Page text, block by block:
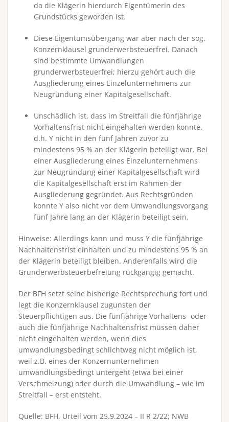
da die Klägerin hierdurch Eigentümerin des
Grundstücks geworden ist.
Diese Eigentumsübergang war aber nach der sog.
Konzernklausel grunderwerbsteuerfrei. Danach
sind bestimmte Umwandlungen
grunderwerbsteuerfrei; hierzu gehört auch die
Ausgliederung eines Einzelunternehmens zur
Neugründung einer Kapitalgesellschaft.
Unschädlich ist, dass im Streitfall die fünfjährige
Vorhaltensfrist nicht eingehalten werden konnte,
d.h. Y nicht in den fünf Jahren zuvor zu
mindestens 95 % an der Klägerin beteiligt war. Bei
einer Ausgliederung eines Einzelunternehmens
zur Neugründung einer Kapitalgesellschaft wird
die Kapitalgesellschaft erst im Rahmen der
Ausgliederung gegründet. Aus Rechtsgründen
konnte Y also nicht vor dem Umwandlungsvorgang
fünf Jahre lang an der Klägerin beteiligt sein.
Hinweise: Allerdings kann und muss Y die fünfjährige
Nachhaltensfrist einhalten und zu mindestens 95 % an
der Klägerin beteiligt bleiben. Anderenfalls wird die
Grunderwerbsteuerbefreiung rückgängig gemacht.
Der BFH setzt seine bisherige Rechtsprechung fort und
legt die Konzernklausel zugunsten der
Steuerpflichtigen aus. Die fünfjährige Vorhaltens- oder
auch die fünfjährige Nachhaltensfrist müssen daher
nicht eingehalten werden, wenn dies
umwandlungsbedingt schlichtweg nicht möglich ist,
weil z.B. eines der Konzernunternehmen
umwandlungsbedingt untergeht (etwa bei einer
Verschmelzung) oder durch die Umwandlung – wie im
Streitfall – erst entsteht.
Quelle: BFH, Urteil vom 25.9.2024 – II R 2/22; NWB